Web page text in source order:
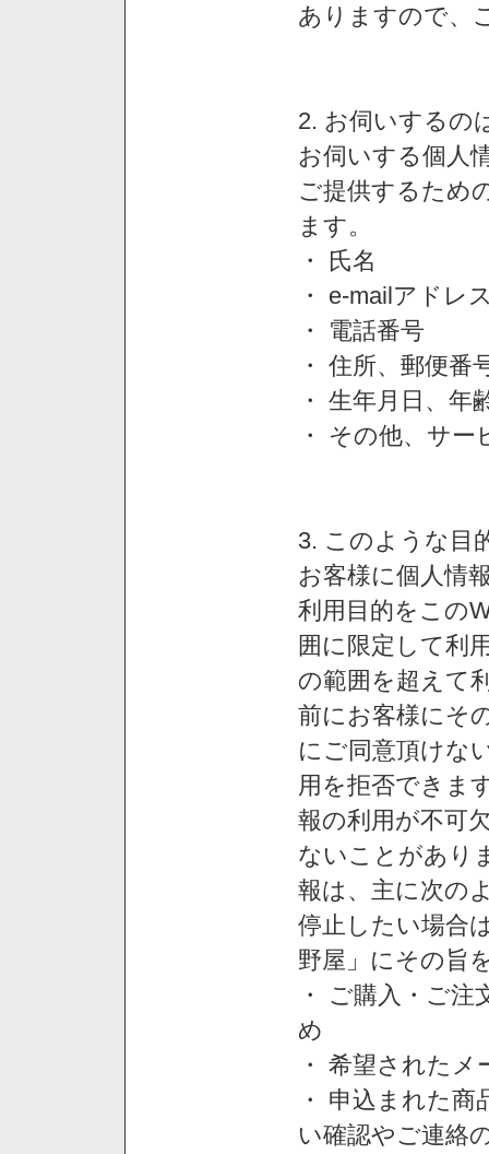
ありますので、
2. お伺いするの
お伺いする個人
ご提供するため
ます。
・ 氏名
・ e-mailアドレ
・ 電話番号
・ 住所、郵便番
・ 生年月日、年
・ その他、サ
3. このような目
お客様に個人情
利用目的をこの
囲に限定して利
の範囲を超えて
前にお客様にそ
にご同意頂けな
用を拒否できま
報の利用が不可
ないことがあり
報は、主に次の
停止したい場合
野屋」にその旨
・ ご購入・ご
め
・ 希望された
・ 申込まれた
い確認やご連絡